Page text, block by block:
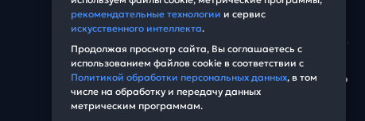
Разборы задач по математике из базы Школково
02 октября 2025 г., 13:00
2122. Дробное
рациональное неравенство
рекомендательные технологии и сервис
искусственного интеллекта.
Продолжая просмотр сайта, Вы соглашаетесь с
использованием файлов cookie в соответствии с
Политикой обработки персональных данных, в том
числе на обработку и передачу данных
метрическим программам.